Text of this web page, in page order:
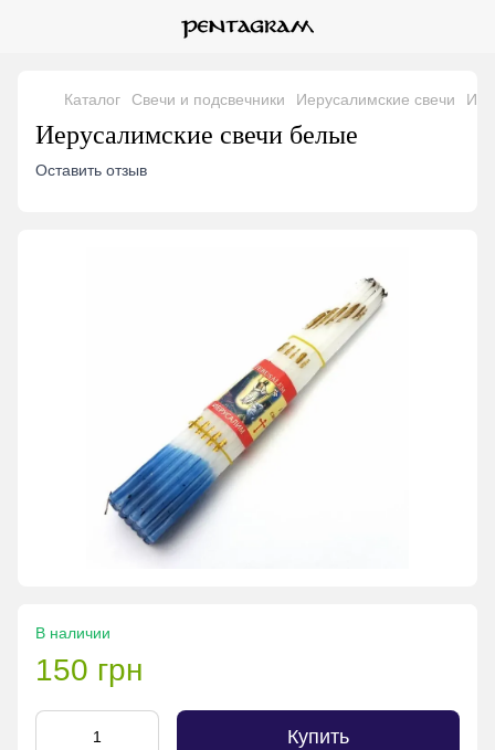
Каталог Свечи и подсвечники Иерусалимские свечи
Иерусалимские свечи белые
Оставить отзыв
В наличии
150 грн
Купить